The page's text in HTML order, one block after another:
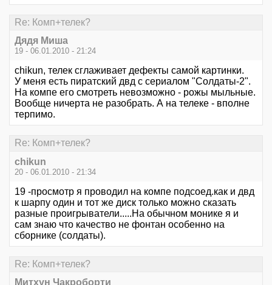
Re: Комп+телек?
Дядя Миша
19 - 06.01.2010 - 21:24
chikun, телек сглаживает дефекты самой картинки.
У меня есть пиратский двд с сериалом "Солдаты-2".
На компе его смотреть невозможно - рожы мыльные.
Вообще ничерта не разобрать. А на телеке - вполне
терпимо.
Re: Комп+телек?
chikun
20 - 06.01.2010 - 21:34
19 -просмотр я проводил на компе подсоед.как и двд
к шарпу один и тот же диск только можно сказать
разные проигрыватели.....На обычном монике я и
сам знаю что качество не фонтан особенно на
сборнике (солдаты).
Re: Комп+телек?
Митхун Чакроборти